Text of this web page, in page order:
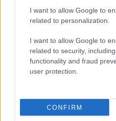
I want to allow Google to
related to personalization.
I want to allow Google to
related to security,
functionality and fraud
user protection.
CONFIRM
Rejtett porfogók a lakásban,
takarítanod
Miért rajongunk ennyire a
hogyan hatnak a mentális
Homokban szexelni nem a